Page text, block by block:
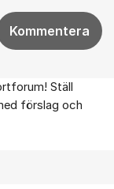
Kommentera
Ställ
förslag och